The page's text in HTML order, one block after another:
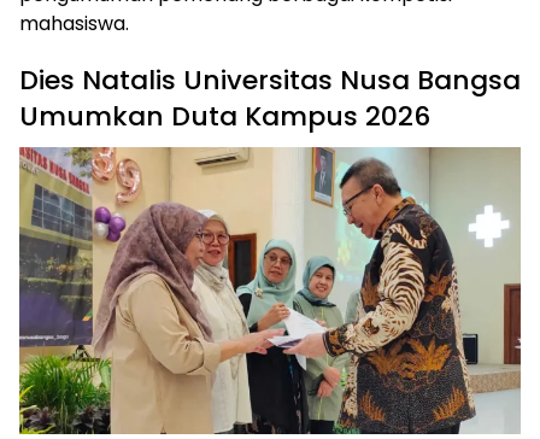
mahasiswa.
Dies Natalis Universitas Nusa Bangsa
Umumkan Duta Kampus 2026